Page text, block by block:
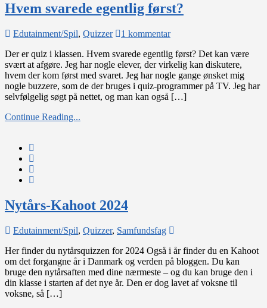
Hvem svarede egentlig først?
Edutainment/Spil, Quizzer 1 kommentartil
svarede
egentlig
først?
Der er quiz i klassen. Hvem svarede egentlig først? Det kan være
svært at afgøre. Jeg har nogle elever, der virkelig kan diskutere,
hvem der kom først med svaret. Jeg har nogle gange ønsket mig
nogle buzzere, som de der bruges i quiz-programmer på TV. Jeg har
selvfølgelig søgt på nettet, og man kan også […]
Continue Reading...
Nytårs-Kahoot 2024
Edutainment/Spil, Quizzer, Samfundsfag
Kahoot
2024
Her finder du nytårsquizzen for 2024 Også i år finder du en Kahoot
om det forgangne år i Danmark og verden på bloggen. Du kan
bruge den nytårsaften med dine nærmeste – og du kan bruge den i
din klasse i starten af det nye år. Den er dog lavet af voksne til
voksne, så […]